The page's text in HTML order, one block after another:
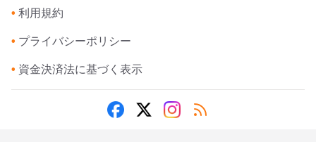
• 利用規約
• プライバシーポリシー
• 資金決済法に基づく表示